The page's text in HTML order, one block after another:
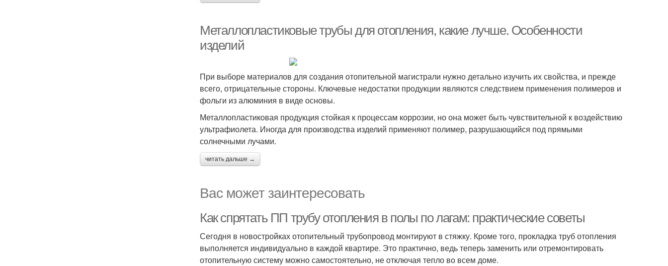
Металлопластиковые трубы для отопления, какие лучше. Особенности
изделий
При выборе материалов для создания отопительной магистрали нужно детально изучить их свойства, и прежде
всего, отрицательные стороны. Ключевые недостатки продукции являются следствием применения полимеров и
фольги из алюминия в виде основы.
Металлопластиковая продукция стойкая к процессам коррозии, но она может быть чувствительной к воздействию
ультрафиолета. Иногда для производства изделий применяют полимер, разрушающийся под прямыми
солнечными лучами.
читать дальше →
Вас может заинтересовать
Как спрятать ПП трубу отопления в полы по лагам: практические советы
Сегодня в новостройках отопительный трубопровод монтируют в стяжку. Кроме того, прокладка труб отопления
выполняется индивидуально в каждой квартире. Это практично, ведь теперь заменить или отремонтировать
отопительную систему можно самостоятельно, не отключая тепло во всем доме.